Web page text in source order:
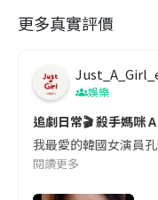
更多真實評價
娛樂
追劇日常🎬 殺手媽咪
我最愛的韓國女演員
閱讀更多